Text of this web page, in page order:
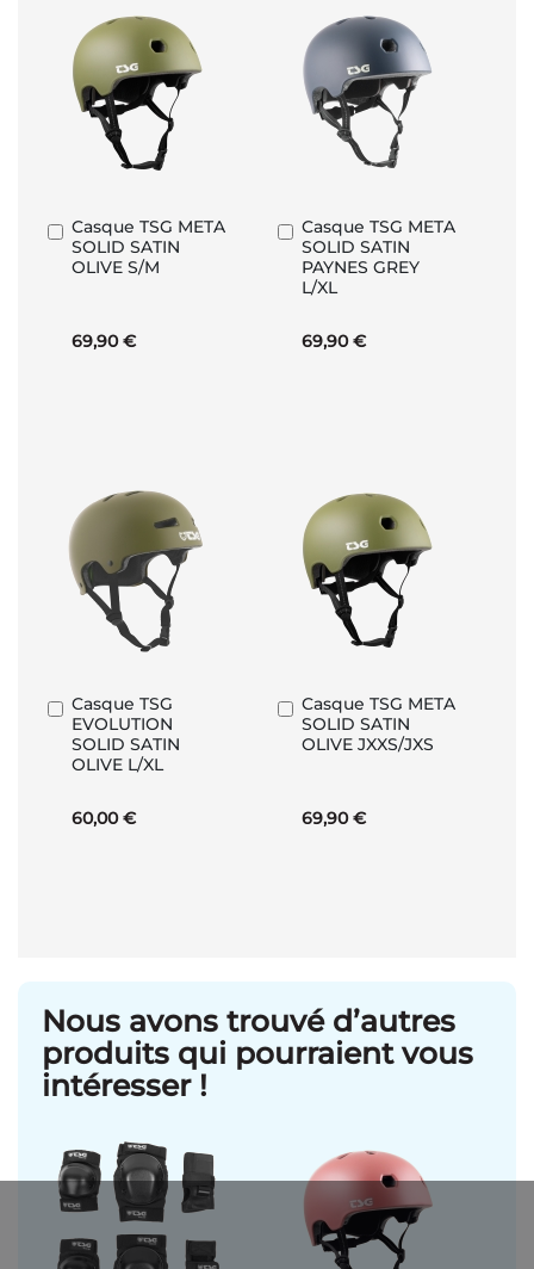
Casque TSG META
SOLID SATIN
OLIVE S/M
69,90 €
Ajouter
au
panier
Casque TSG META
SOLID SATIN
PAYNES GREY
L/XL
69,90 €
Ajouter
au
panier
Casque TSG
EVOLUTION
SOLID SATIN
OLIVE L/XL
60,00 €
Ajouter
au
panier
Casque TSG META
SOLID SATIN
OLIVE JXXS/JXS
69,90 €
Ajouter
au
panier
Nous avons trouvé d’autres
produits qui pourraient vous
intéresser !